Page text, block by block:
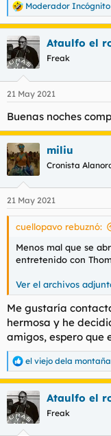
R
e
a
c
c
i
e
:
Moderador Incógnito
Ataulfo el
Freak
21 May 2021
Buenas noches
miliu
Cronista
21 May 2021
cuellopavo rebuznó:
Menos mal que se
entretenido con
Ver el archivos
Me gustaría
hermosa y he
amigos, espero que
R
e
a
c
c
i
el viejo dela montaña
Ataulfo el
Freak